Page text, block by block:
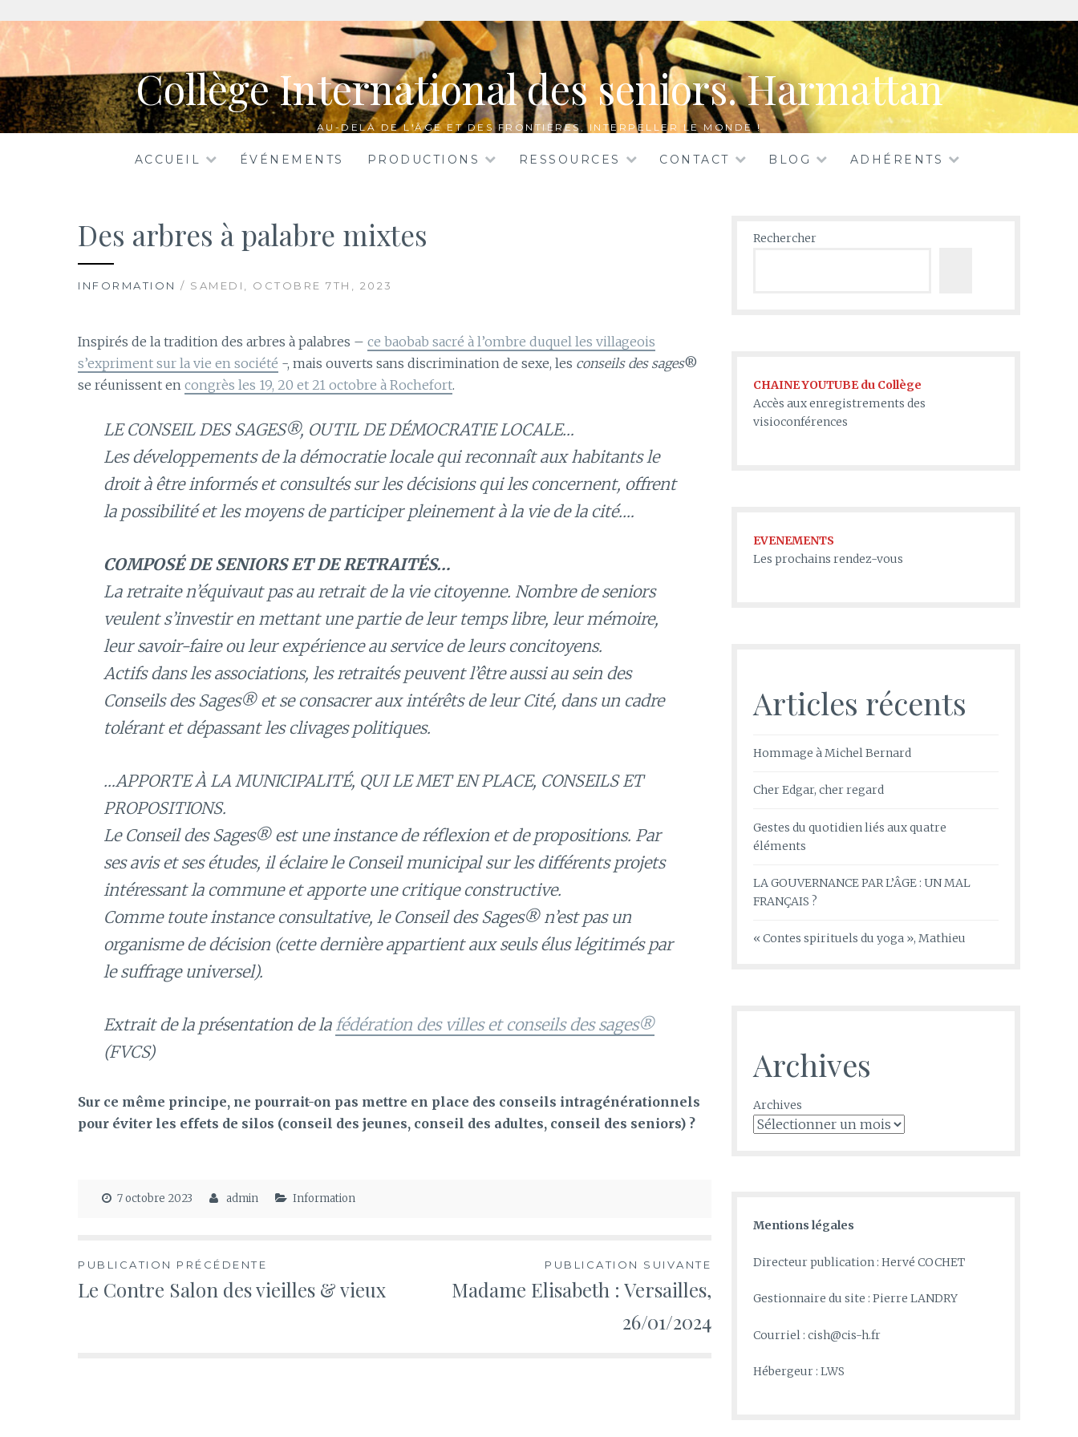
Aller
au
contenu
Collège International des seniors. Harmattan
AU-DELÀ DE L'ÂGE ET DES FRONTIÈRES, INTERPELLER LE MONDE !
ACCUEIL ÉVÉNEMENTS PRODUCTIONS RESSOURCES CONTACT BLOG ADHÉRENTS
Des arbres à palabre mixtes
INFORMATION / SAMEDI, OCTOBRE 7TH, 2023
Inspirés de la tradition des arbres à palabres – ce baobab sacré à l’ombre duquel les villageois
s’expriment sur la vie en société -, mais ouverts sans discrimination de sexe, les conseils des sages®
se réunissent en congrès les 19, 20 et 21 octobre à Rochefort.
LE CONSEIL DES SAGES®, OUTIL DE DÉMOCRATIE LOCALE…
Les développements de la démocratie locale qui reconnaît aux habitants le
droit à être informés et consultés sur les décisions qui les concernent, offrent
la possibilité et les moyens de participer pleinement à la vie de la cité.…
COMPOSÉ DE SENIORS ET DE RETRAITÉS…
La retraite n’équivaut pas au retrait de la vie citoyenne. Nombre de seniors
veulent s’investir en mettant une partie de leur temps libre, leur mémoire,
leur savoir-faire ou leur expérience au service de leurs concitoyens.
Actifs dans les associations, les retraités peuvent l’être aussi au sein des
Conseils des Sages® et se consacrer aux intérêts de leur Cité, dans un cadre
tolérant et dépassant les clivages politiques.
…APPORTE À LA MUNICIPALITÉ, QUI LE MET EN PLACE, CONSEILS ET
PROPOSITIONS.
Le Conseil des Sages® est une instance de réflexion et de propositions. Par
ses avis et ses études, il éclaire le Conseil municipal sur les différents projets
intéressant la commune et apporte une critique constructive.
Comme toute instance consultative, le Conseil des Sages® n’est pas un
organisme de décision (cette dernière appartient aux seuls élus légitimés par
le suffrage universel).
Extrait de la présentation de la fédération des villes et conseils des sages®
(FVCS)
Sur ce même principe, ne pourrait-on pas mettre en place des conseils intragénérationnels
pour éviter les effets de silos (conseil des jeunes, conseil des adultes, conseil des seniors) ?
7 octobre 2023 admin Information
Navigation
PUBLICATION PRÉCÉDENTE
Le Contre Salon des vieilles & vieux
PUBLICATION SUIVANTE
Madame Elisabeth : Versailles,
26/01/2024
Rechercher
CHAINE YOUTUBE du Collège
Accès aux enregistrements des
visioconférences
EVENEMENTS
Les prochains rendez-vous
Articles récents
Hommage à Michel Bernard
Cher Edgar, cher regard
Gestes du quotidien liés aux quatre
éléments
LA GOUVERNANCE PAR L’ÂGE : UN MAL
FRANÇAIS ?
« Contes spirituels du yoga », Mathieu
Archives
Archives
Mentions légales
Directeur publication : Hervé COCHET
Gestionnaire du site : Pierre LANDRY
Courriel : cish@cis-h.fr
Hébergeur : LWS